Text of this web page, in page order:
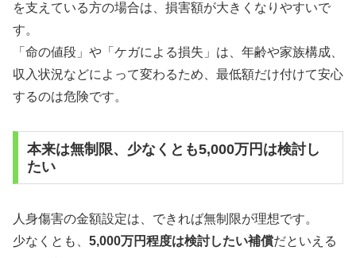
を支えている方の場合は、損害額が大きくなりやすいで
す。
「命の値段」や「ケガによる損失」は、年齢や家族構成、
収入状況などによって変わるため、最低額だけ付けて安心
するのは危険です。
本来は無制限、少なくとも5,000万円は検討し
たい
人身傷害の金額設定は、できれば無制限が理想です。
少なくとも、 5,000万円程度は検討したい補償だといえる